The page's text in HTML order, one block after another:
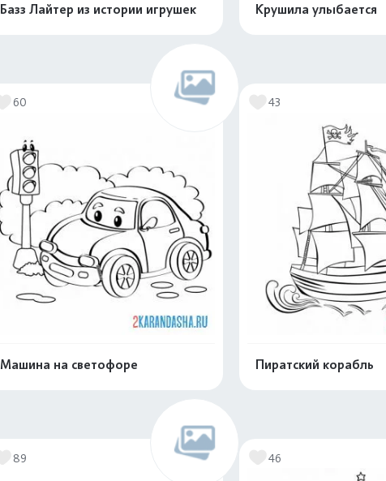
Базз Лайтер из истории игрушек Крушила улыбается
60
Машина на светофоре
43
Пиратский корабль
89 46